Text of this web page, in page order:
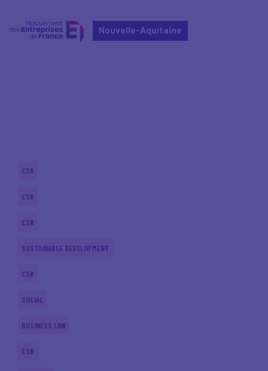
Nouvelle-Aquitaine
CSR
CSR
CSR
SUSTAINABLE DEVELOPMENT
CSR
SOCIAL
BUSINESS LAW
CSR